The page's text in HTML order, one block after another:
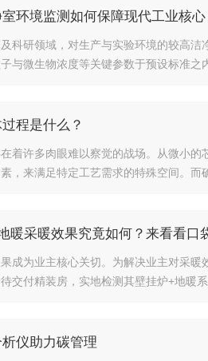
环境监测如何保障现代工业核心
科研领域，对生产与实验环境的较高
与微生物浓度等关键参数于预设标准之
程是什么？
着许多肉眼难以察觉的战场。从微小
，来满足特定工艺需求的特殊空间。而
暖采暖效果究竟如何？来看看口
成为业主核心关切。为解决业主对采
交付精装房，实地检测其壁挂炉+地暖
仪助力碳管理